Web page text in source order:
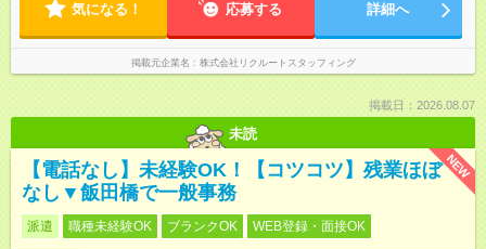
気になる！ 応募する 詳細へ
掲載元企業名 株式会社リクルートスタッフィング
掲載日：2026.08.07
未読
NEW
【電話なし】未経験OK！【コツコツ】残業ほぼ
なし▼飯田橋で一般事務
派遣 職種未経験OK ブランクOK WEB登録・面接OK